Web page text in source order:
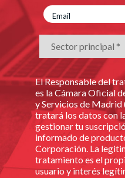
El Responsable del
es la Cámara Oficial
y Servicios de
tratará los datos con
gestionar tu
informado de
Corporación. La
tratamiento es el
usuario y interés